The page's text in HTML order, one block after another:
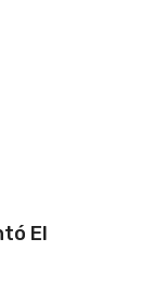
El